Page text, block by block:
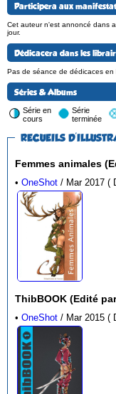
Participera aux
Cet auteur n'est annoncé dans
jour.
Dédicacera dans les
Pas de séance de dédicaces en
Séries & Albums
Série en
cours
Série
terminée
RECUEILS
Femmes animales
•OneShot
ThibBOOK (Edité
•OneShot